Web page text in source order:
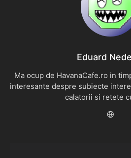
Eduard
Ma ocup de HavanaCafe.ro in
interesante despre subiecte
calatorii si retete